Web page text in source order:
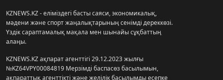
KZNEWS.KZ - еліміздегі басты саяси, экономикалық,
мәдени және спорт жаңалықтарының сенімді дереккөзі.
Үздік сараптамалық мақала мен шынайы сұқбаттың
алаңы.
KZNEWS.KZ ақпарат агенттігі 29.12.2023 жылғы
№KZ64VPY00084819 Мерзімді баспасөз басылымын,
ақпараттық агенттікті және желілік басылымды есепке